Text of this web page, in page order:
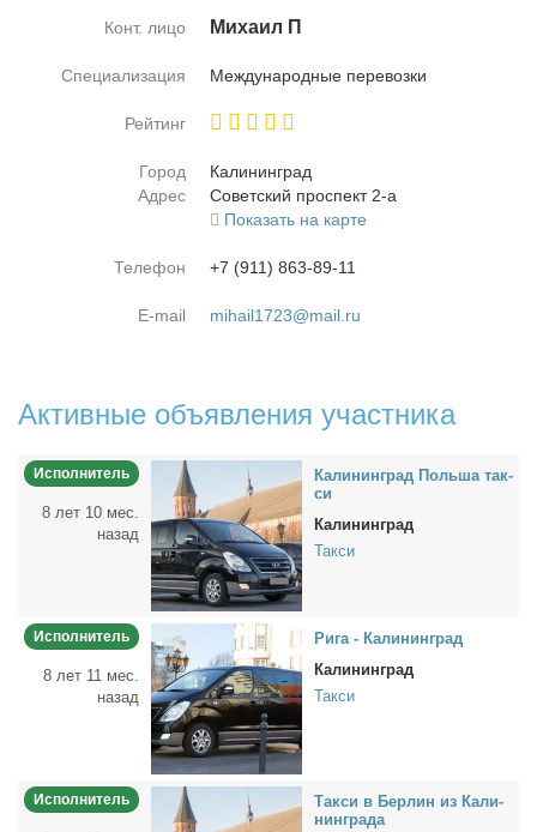
Конт. лицо Ми­ха­ил П
Специализация Меж­ду­на­род­ные пе­ре­воз­ки
Рейтинг
Город
Ка­ли­нин­град
Адрес
Со­вет­ский про­спект 2-а
Показать на карте
Телефон +7 (911) 863-89-11
E-mail mihail1723@mail.ru
Активные объявления участника
Исполнитель
8 лет 10 мес.
назад
Ка­ли­нин­град Поль­ша так­
си
Калининград
Такси
Исполнитель
8 лет 11 мес.
назад
Ри­га - Ка­ли­нин­град
Калининград
Такси
Исполнитель
Так­си в Бер­лин из Ка­ли­
нин­гра­да